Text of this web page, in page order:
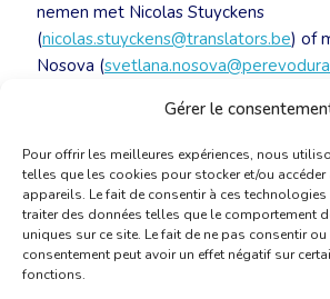
Gérer le
Pour offrir les meilleures expériences, nous
telles que les cookies pour stocker et/ou
appareils. Le fait de consentir à ces
traiter des données telles que le comportement
uniques sur ce site. Le fait de ne pas consentir ou
consentement peut avoir un effet négatif sur
fonctions.
nemen met Nicolas Stuyckens
(nicolas.stuyckens@translators.be) of
Nosova (